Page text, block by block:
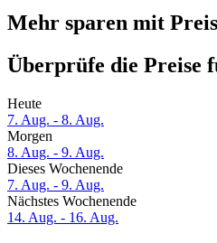
Mehr sparen mit
Überprüfe die Preise
Heute
7. Aug. - 8. Aug.
Morgen
8. Aug. - 9. Aug.
Dieses Wochenende
7. Aug. - 9. Aug.
Nächstes Wochenende
14. Aug. - 16. Aug.